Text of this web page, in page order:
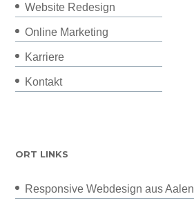
Website Redesign
Online Marketing
Karriere
Kontakt
ORT LINKS
Responsive Webdesign aus Aalen